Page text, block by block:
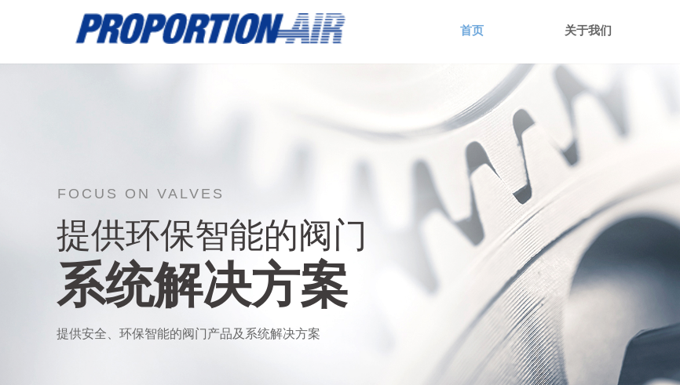
首页 关于我们
提供环保智能的阀门
系统解决方案
提供安全、环保智能的阀门产品及系统解决方案
FOCUS ON VALVES